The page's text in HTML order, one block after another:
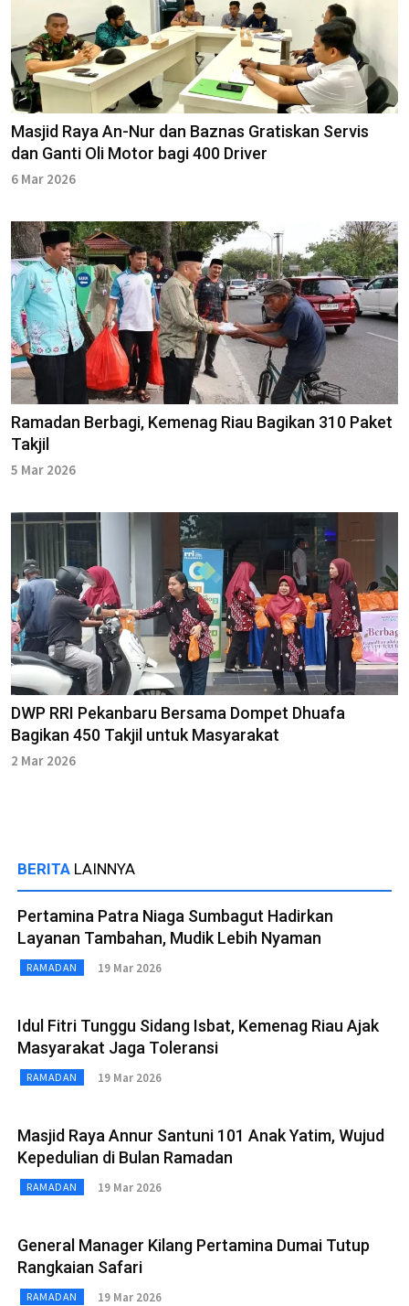
Masjid Raya An-Nur dan Baznas Gratiskan Servis
dan Ganti Oli Motor bagi 400 Driver
6 Mar 2026
Ramadan Berbagi, Kemenag Riau Bagikan 310 Paket
Takjil
5 Mar 2026
DWP RRI Pekanbaru Bersama Dompet Dhuafa
Bagikan 450 Takjil untuk Masyarakat
2 Mar 2026
BERITA LAINNYA
Pertamina Patra Niaga Sumbagut Hadirkan
Layanan Tambahan, Mudik Lebih Nyaman
RAMADAN 19 Mar 2026
Idul Fitri Tunggu Sidang Isbat, Kemenag Riau Ajak
Masyarakat Jaga Toleransi
RAMADAN 19 Mar 2026
Masjid Raya Annur Santuni 101 Anak Yatim, Wujud
Kepedulian di Bulan Ramadan
RAMADAN 19 Mar 2026
General Manager Kilang Pertamina Dumai Tutup
Rangkaian Safari
RAMADAN 19 Mar 2026